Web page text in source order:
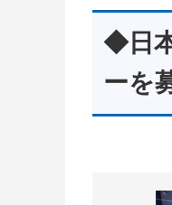
◆日
ーを